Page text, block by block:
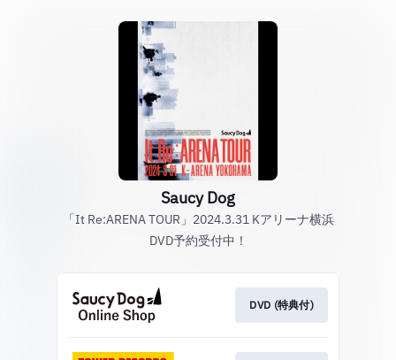
Saucy Dog
「It Re:ARENA TOUR」2024.3.31 Kアリーナ横浜
DVD予約受付中！
DVD (特典付)